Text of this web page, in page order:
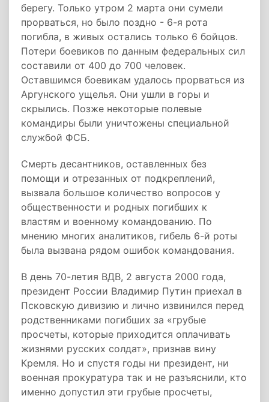
берегу. Только утром 2 марта они сумели
прорваться, но было поздно - 6-я рота
погибла, в живых остались только 6 бойцов.
Потери боевиков по данным федеральных сил
составили от 400 до 700 человек.
Оставшимся боевикам удалось прорваться из
Аргунского ущелья. Они ушли в горы и
скрылись. Позже некоторые полевые
командиры были уничтожены специальной
службой ФСБ.
Смерть десантников, оставленных без
помощи и отрезанных от подкреплений,
вызвала большое количество вопросов у
общественности и родных погибших к
властям и военному командованию. По
мнению многих аналитиков, гибель 6-й роты
была вызвана рядом ошибок командования.
В день 70-летия ВДВ, 2 августа 2000 года,
президент России Владимир Путин приехал в
Псковскую дивизию и лично извинился перед
родственниками погибших за «грубые
просчеты, которые приходится оплачивать
жизнями русских солдат», признав вину
Кремля. Но и спустя годы ни президент, ни
военная прокуратура так и не разъяснили, кто
именно допустил эти грубые просчеты,